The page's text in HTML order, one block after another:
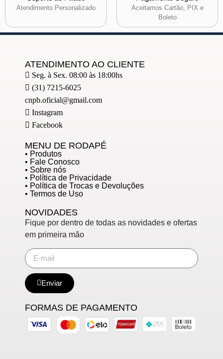
Atendimento Personalizado
Aceitamos Cartão, PIX e
Boleto
ATENDIMENTO AO CLIENTE
Seg. à Sex. 08:00 às 18:00hs
(31) 7215-6025
cnpb.oficial@gmail.com
Instagram
Facebook
MENU DE RODAPÉ
• Produtos
• Fale Conosco
• Sobre nós
• Política de Privacidade
• Política de Trocas e Devoluções
• Termos de Uso
NOVIDADES
Fique por dentro de todas as novidades e ofertas
em primeira mão
Enviar
FORMAS DE PAGAMENTO